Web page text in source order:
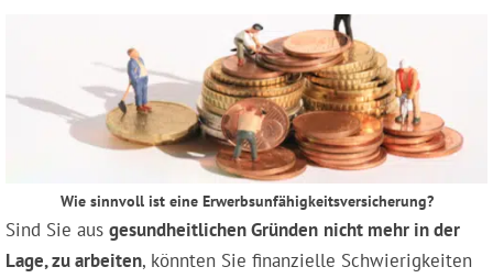
Wie sinnvoll ist eine Erwerbsunfähigkeitsversicherung?
Sind Sie aus gesundheitlichen Gründen nicht mehr in der
Lage, zu arbeiten, könnten Sie finanzielle Schwierigkeiten